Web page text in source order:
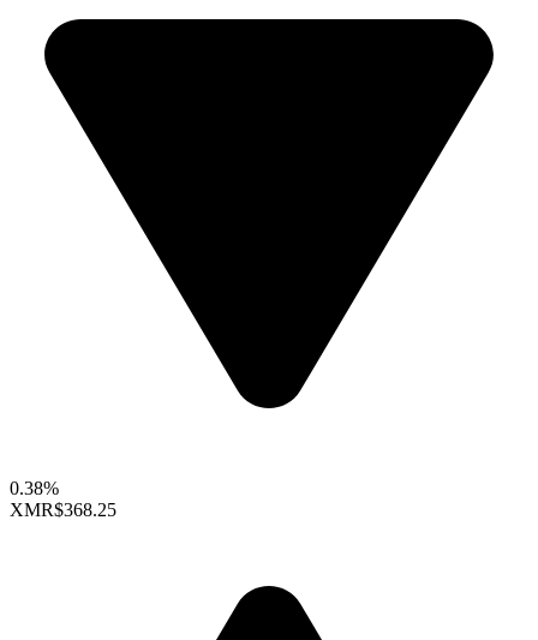
0.38%
XMR$368.25